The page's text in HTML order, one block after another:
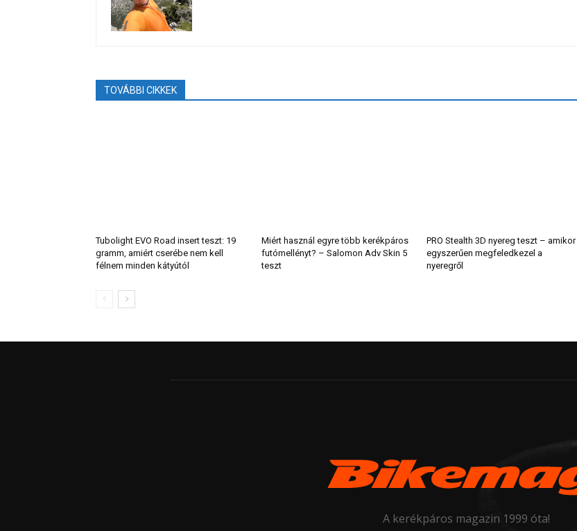
TOVÁBBI CIKKEK
Tubolight EVO Road insert teszt: 19
gramm, amiért cserébe nem kell
félnem minden kátyútól
Miért használ egyre több kerékpáros
futómellényt? – Salomon Adv Skin 5
teszt
PRO Stealth 3D nyereg teszt – amikor
egyszerűen megfeledkezel a
nyeregről
A kerékpáros magazin 1999 óta!